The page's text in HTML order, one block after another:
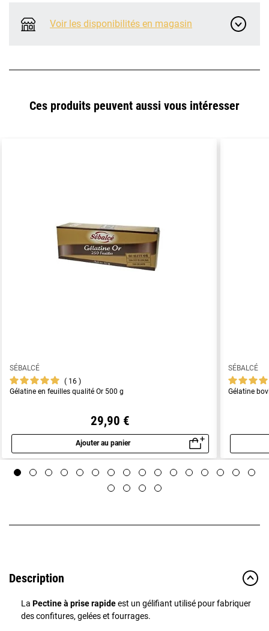
Voir les disponibilités en magasin
Ces produits peuvent aussi vous intéresser
SÉBALCÉ
16
Gélatine en feuilles qualité Or 500 g
29,90 €
Ajouter au panier
Aperçu rapide
SÉBALCÉ
Gélatine
Description
La Pectine à prise rapideest un gélifiant utilisé pour fabriquer
des confitures, gelées et fourrages.